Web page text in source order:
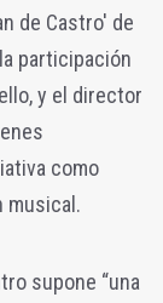
de Castro' de
participación
y el director
como
musical.
supone “una